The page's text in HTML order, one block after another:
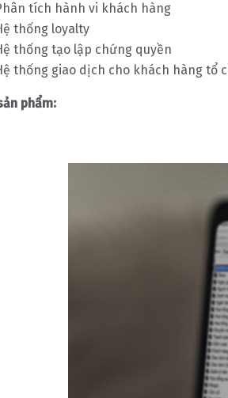
tích hành vi khách hàng
thống loyalty
thống tạo lập chứng quyền
thống giao dịch cho khách hàng tổ
phẩm: